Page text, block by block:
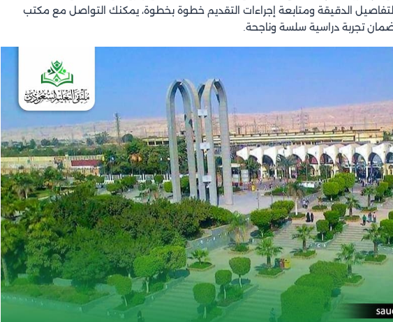
الدقيقة ومتابعة إجراءات التقديم خطوة بخطوة، يمكنك التواصل مع مكتب
تجربة دراسية سلسة وناجحة.